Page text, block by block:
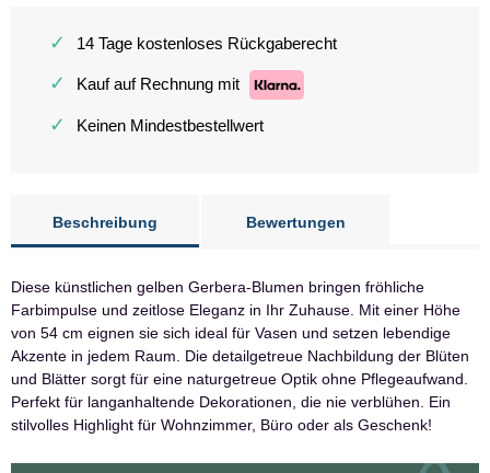
✓ 14 Tage kostenloses Rückgaberecht
✓ Kauf auf Rechnung mit
✓ Keinen Mindestbestellwert
Beschreibung Bewertungen
Diese künstlichen gelben Gerbera-Blumen bringen fröhliche
Farbimpulse und zeitlose Eleganz in Ihr Zuhause. Mit einer Höhe
von 54 cm eignen sie sich ideal für Vasen und setzen lebendige
Akzente in jedem Raum. Die detailgetreue Nachbildung der Blüten
und Blätter sorgt für eine naturgetreue Optik ohne Pflegeaufwand.
Perfekt für langanhaltende Dekorationen, die nie verblühen. Ein
stilvolles Highlight für Wohnzimmer, Büro oder als Geschenk!